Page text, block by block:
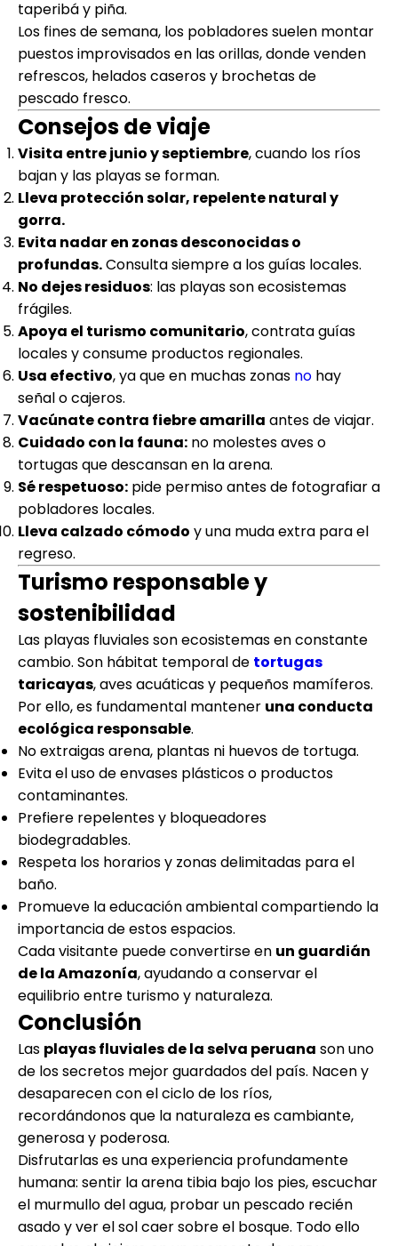
taperibá y piña.
Los fines de semana, los pobladores suelen montar
puestos improvisados en las orillas, donde venden
refrescos, helados caseros y brochetas de
pescado fresco.
Consejos de viaje
Visita entre junio y septiembre, cuando los ríos
bajan y las playas se forman.
Lleva protección solar, repelente natural y
gorra.
Evita nadar en zonas desconocidas o
profundas.Consulta siempre a los guías locales.
No dejes residuos: las playas son ecosistemas
frágiles.
Apoya el turismo comunitario, contrata guías
locales y consume productos regionales.
Usa efectivo, ya que en muchas zonas no hay
señal o cajeros.
Vacúnate contra fiebre amarilla antes de viajar.
Cuidado con la fauna: no molestes aves o
tortugas que descansan en la arena.
Sé respetuoso: pide permiso antes de fotografiar a
pobladores locales.
Lleva calzado cómodo y una muda extra para el
regreso.
Turismo responsable y
sostenibilidad
Las playas fluviales son ecosistemas en constante
cambio. Son hábitat temporal de tortugas
taricayas, aves acuáticas y pequeños mamíferos.
Por ello, es fundamental mantener una conducta
ecológica responsable.
No extraigas arena, plantas ni huevos de tortuga.
Evita el uso de envases plásticos o productos
contaminantes.
Prefiere repelentes y bloqueadores
biodegradables.
Respeta los horarios y zonas delimitadas para el
baño.
Promueve la educación ambiental compartiendo la
importancia de estos espacios.
Cada visitante puede convertirse en un guardián
de la Amazonía, ayudando a conservar el
equilibrio entre turismo y naturaleza.
Conclusión
Las playas fluviales de la selva peruana son uno
de los secretos mejor guardados del país. Nacen y
desaparecen con el ciclo de los ríos,
recordándonos que la naturaleza es cambiante,
generosa y poderosa.
Disfrutarlas es una experiencia profundamente
humana: sentir la arena tibia bajo los pies, escuchar
el murmullo del agua, probar un pescado recién
asado y ver el sol caer sobre el bosque. Todo ello